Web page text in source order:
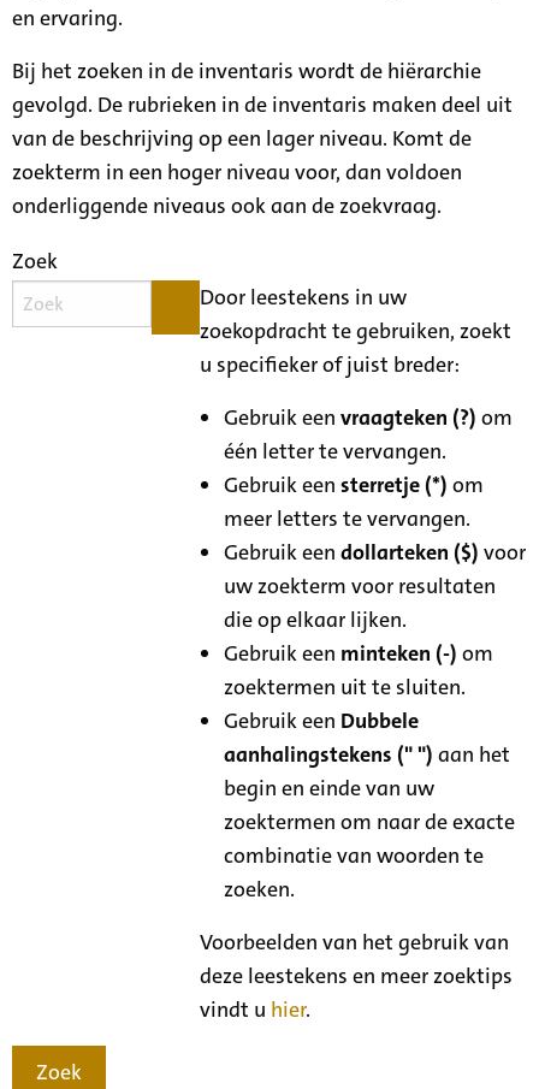
en ervaring.
Bij het zoeken in de inventaris wordt de hiërarchie
gevolgd. De rubrieken in de inventaris maken deel uit
van de beschrijving op een lager niveau. Komt de
zoekterm in een hoger niveau voor, dan voldoen
onderliggende niveaus ook aan de zoekvraag.
Zoek
Door leestekens in uw
zoekopdracht te gebruiken, zoekt
u specifieker of juist breder:
Gebruik eenvraagteken (?) om
één letter te vervangen.
Gebruik eensterretje (*) om
meer letters te vervangen.
Gebruik eendollarteken ($) voor
uw zoekterm voor resultaten
die op elkaar lijken.
Gebruik een minteken (-) om
zoektermen uit te sluiten.
Gebruik een Dubbele
aanhalingstekens (" ") aan het
begin en einde van uw
zoektermen om naar de exacte
combinatie van woorden te
zoeken.
Voorbeelden van het gebruik van
deze leestekens en meer zoektips
vindt u hier.
Zoek